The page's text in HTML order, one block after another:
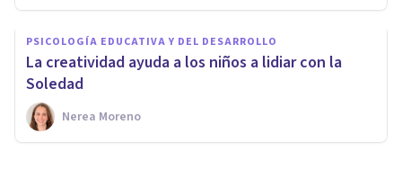
PSICOLOGÍA EDUCATIVA Y DEL DESARROLLO
La creatividad ayuda a los niños a lidiar con la
Soledad
Nerea Moreno
Los peligros de la Crianza
'Tercerizada': ¿quién está
criando realmente a nuestros
hijos?Nerea Moreno